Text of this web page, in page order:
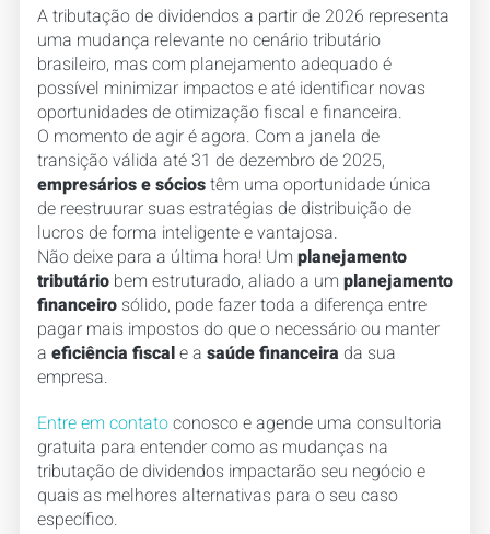
A tributação de dividendos a partir de 2026 representa
uma mudança relevante no cenário tributário
brasileiro, mas com planejamento adequado é
possível minimizar impactos e até identificar novas
oportunidades de otimização fiscal e financeira.
O momento de agir é agora. Com a janela de
transição válida até 31 de dezembro de 2025,
empresários e sóciostêm uma oportunidade única
de reestruurar suas estratégias de distribuição de
lucros de forma inteligente e vantajosa.
Não deixe para a última hora! Um planejamento
tributáriobem estruturado, aliado a um planejamento
financeirosólido, pode fazer toda a diferença entre
pagar mais impostos do que o necessário ou manter
a eficiência fiscale a saúde financeira da sua
empresa.
Entre em contatoconosco e agende uma consultoria
gratuita para entender como as mudanças na
tributação de dividendos impactarão seu negócio e
quais as melhores alternativas para o seu caso
específico.